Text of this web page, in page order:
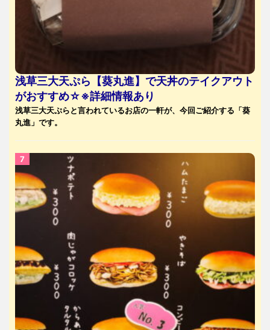
浅草三大天ぷら【葵丸進】で天丼のテイクアウト
がおすすめ☆※詳細情報あり
浅草三大天ぷらと言われているお店の一軒が、今回ご紹介する「葵
丸進」です。